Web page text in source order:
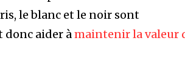
le blanc et le noir sont
donc aider àmaintenir la valeur